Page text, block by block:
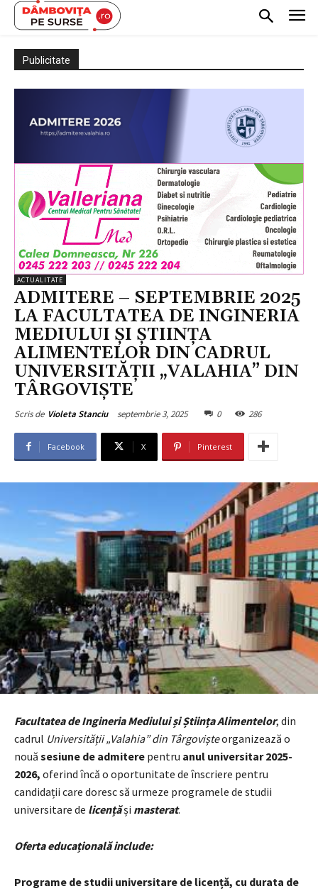
Publicitate
ACTUALITATE
ADMITERE – SEPTEMBRIE 2025
LA FACULTATEA DE INGINERIA
MEDIULUI ȘI ȘTIINȚA
ALIMENTELOR DIN CADRUL
UNIVERSITĂȚII „VALAHIA” DIN
TÂRGOVIȘTE
Scris de Violeta Stanciu septembrie 3, 2025 0 286
Facebook X Pinterest
Facultatea de Ingineria Mediului și Știința Alimentelor, din
cadrul Universității „Valahia” din Târgovișteorganizează o
nouă sesiune de admitere pentru anul universitar 2025-
2026, oferind încă o oportunitate de înscriere pentru
candidații care doresc să urmeze programele de studii
universitare de licențăși masterat.
Oferta educațională include:
Programe de studii universitare de licență, cu durata de